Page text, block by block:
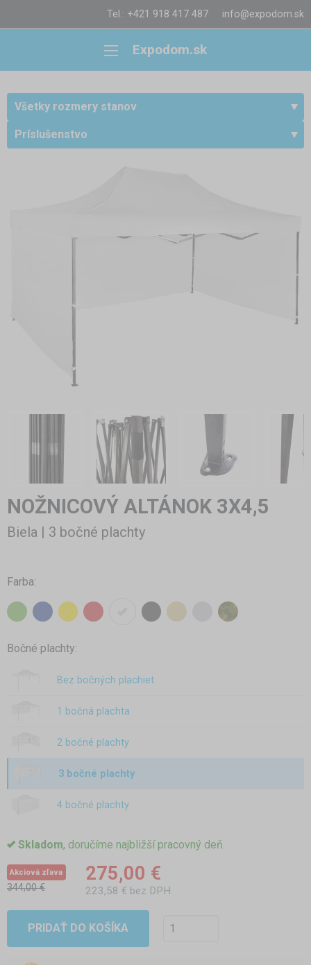
Tel.: +421 918 417 487 info@expodom.sk
Expodom.sk
Všetky rozmery stanov
Príslušenstvo
NOŽNICOVÝ ALTÁNOK 3X4,5
Biela | 3 bočné plachty
Farba:
Bočné plachty:
Bez bočných plachiet
1 bočná plachta
2 bočné plachty
3 bočné plachty
4 bočné plachty
Skladom, doručíme najbližší pracovný deň.
Akciová zľava
344,00 €
275,00 €
223,58 € bez DPH
PRIDAŤ DO KOŠÍKA